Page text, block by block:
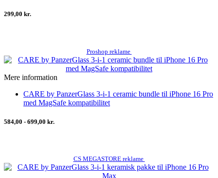
299,00 kr.
Proshop reklame
Mere information
CARE by PanzerGlass 3-i-1 ceramic bundle til iPhone 16 Pro
med MagSafe kompatibilitet
584,00 - 699,00 kr.
CS MEGASTORE reklame